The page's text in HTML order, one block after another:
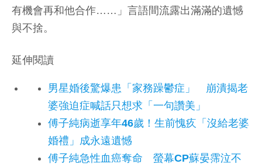
有機會再和他合作……」言語間流露出滿滿的遺憾
與不捨。
延伸閱讀
男星婚後驚爆患「家務躁鬱症」 崩潰揭老
婆強迫症喊話只想求「一句讚美」
傅子純病逝享年46歲！生前愧疚「沒給老婆
婚禮」成永遠遺憾
傅子純急性血癌奪命 螢幕CP蘇晏霈泣不